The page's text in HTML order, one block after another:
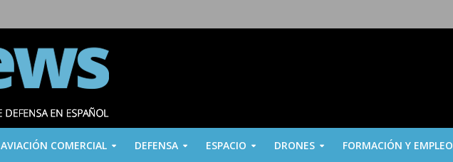
AVIACIÓN COMERCIAL DEFENSA ESPACIO DRONES FORMACIÓN Y EMPLEO